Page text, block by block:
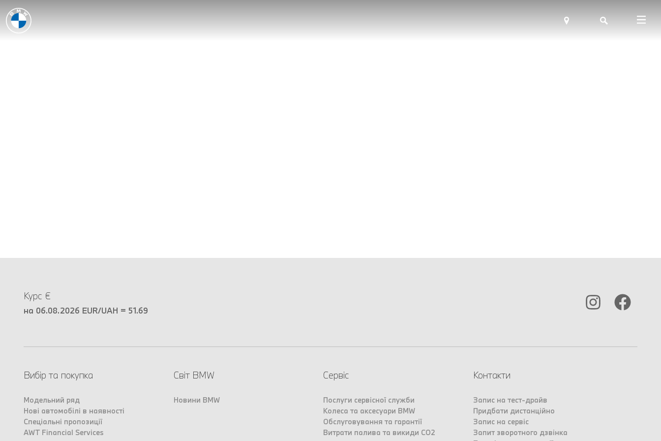
Курс €
на 06.08.2026 EUR/UAH = 51.69
Вибір та покупка
Модельний ряд
Нові автомобілі в наявності
Спеціальні пропозиції
AWT Financial Services
Світ BMW
Новини BMW
Сервіс
Послуги сервісної служби
Колеса та аксесуари BMW
Обслуговування та гарантії
Витрати палива та викиди CO2
Контакти
Запис на тест-драйв
Придбати дистанційно
Запис на сервіс
Запит зворотного дзвінка